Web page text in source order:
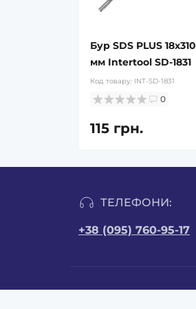
Бур SDS PLUS 18x310
мм Intertool SD-1831
Код товару: INT-SD-1831
0
115 грн.
ТЕЛЕФОНИ:
+38 (095) 760-95-17